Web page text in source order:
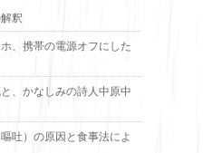
解釈
、携帯の電源オフにした
、かなしみの詩人中原中
吐）の原因と食事法によ